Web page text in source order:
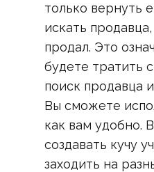
только вернуть
искать
продал. Это
будете тратить
поиск продавца
Вы сможете
как вам удобно.
создавать кучу
заходить на